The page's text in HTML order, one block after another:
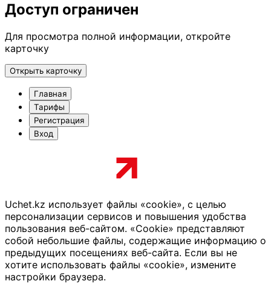
Доступ ограничен
Для просмотра полной информации, откройте
карточку
Открыть карточку
Главная
Тарифы
Регистрация
Вход
Uchet.kz использует файлы «cookie», с целью
персонализации сервисов и повышения удобства
пользования веб-сайтом. «Cookie» представляют
собой небольшие файлы, содержащие информацию о
предыдущих посещениях веб-сайта. Если вы не
хотите использовать файлы «cookie», измените
настройки браузера.